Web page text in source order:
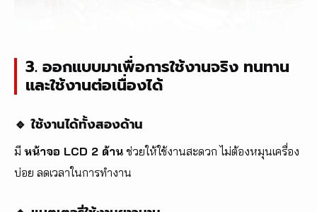
3. ออกแบบมาเพื่อการใช้งานจริง ทนทาน
และใช้งานต่อเนื่องได้
🔹 ใช้งานได้ทั้งสองด้าน
มี หน้าจอ LCD 2 ด้าน ช่วยให้ใช้งานสะดวก ไม่ต้องหมุนเครื่อง
บ่อย ลดเวลาในการทำงาน